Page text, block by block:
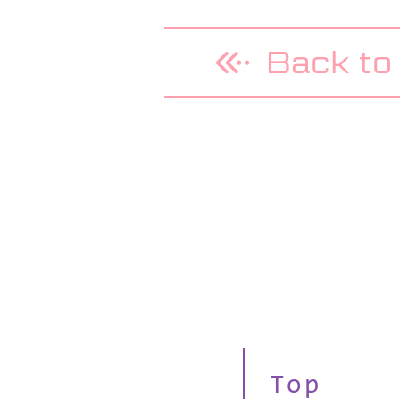
Back
Top